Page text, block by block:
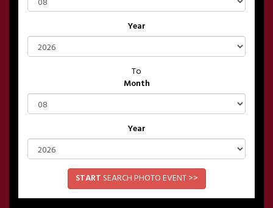
Year
To
Month
Year
START SEARCH PHOTO EVENT >>